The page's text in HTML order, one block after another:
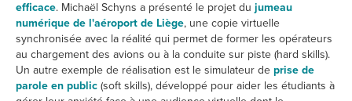
efficace. Michaël Schyns a présenté le projet du jumeau
numérique de l'aéroport de Liège, une copie virtuelle
synchronisée avec la réalité qui permet de former les opérateurs
au chargement des avions ou à la conduite sur piste (hard skills).
Un autre exemple de réalisation est le simulateur de prise de
parole en public (soft skills), développé pour aider les étudiants à